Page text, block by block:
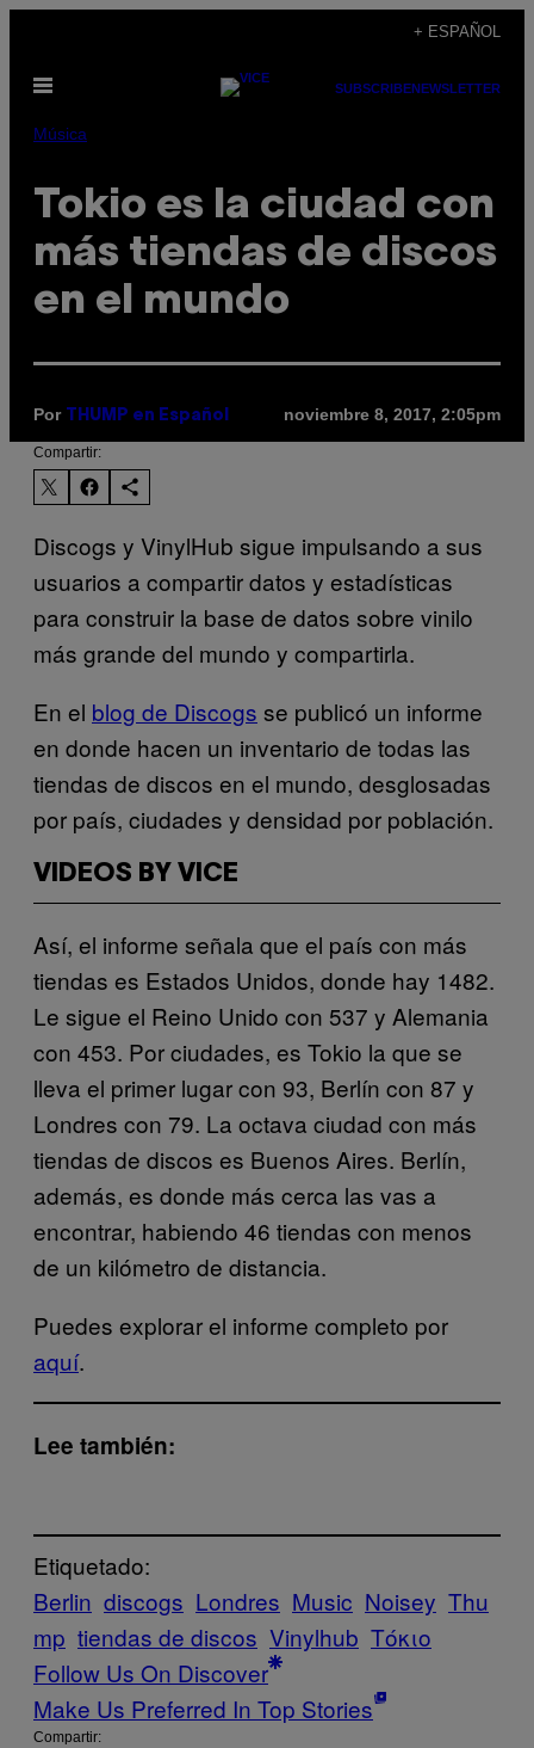
contenido
+ ESPAÑOL
Abrir
SUBSCRIBENEWSLETTER
Música
Tokio es la ciudad con
más tiendas de discos
en el mundo
Por THUMP en Español noviembre 8, 2017, 2:05pm
Compartir:
Discogs y VinylHub sigue impulsando a sus
usuarios a compartir datos y estadísticas
para construir la base de datos sobre vinilo
más grande del mundo y compartirla.
En el blog de Discogs se publicó un informe
en donde hacen un inventario de todas las
tiendas de discos en el mundo, desglosadas
por país, ciudades y densidad por población.
VIDEOS BY VICE
Así, el informe señala que el país con más
tiendas es Estados Unidos, donde hay 1482.
Le sigue el Reino Unido con 537 y Alemania
con 453. Por ciudades, es Tokio la que se
lleva el primer lugar con 93, Berlín con 87 y
Londres con 79. La octava ciudad con más
tiendas de discos es Buenos Aires. Berlín,
además, es donde más cerca las vas a
encontrar, habiendo 46 tiendas con menos
de un kilómetro de distancia.
Puedes explorar el informe completo por
aquí.
Lee también:
Etiquetado:
Berlin discogs Londres Music Noisey Thu
mp tiendas de discos Vinylhub Τόκιο
Follow Us On Discover
Make Us Preferred In Top Stories
Compartir: